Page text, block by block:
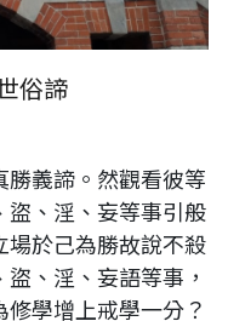
俗諦
義諦。然觀看彼等
、淫、妄等事引般
於己為勝故說不殺
、淫、妄語等事，
學增上戒學一分？